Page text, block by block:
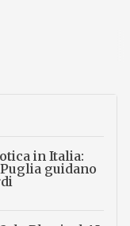
in Italia:
guidano